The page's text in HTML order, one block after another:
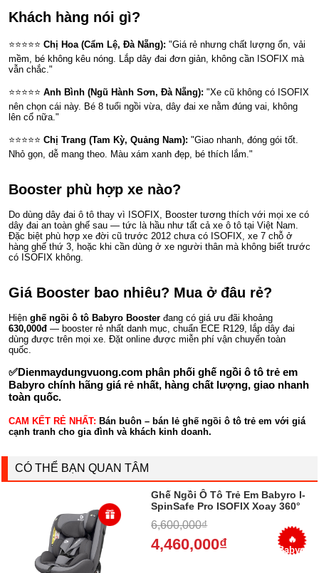
Khách hàng nói gì?
⭐⭐⭐⭐⭐ Chị Hoa (Cẩm Lệ, Đà Nẵng): "Giá rẻ nhưng chất lượng ổn, vải
mềm, bé không kêu nóng. Lắp dây đai đơn giản, không cần ISOFIX mà
vẫn chắc."
⭐⭐⭐⭐⭐ Anh Bình (Ngũ Hành Sơn, Đà Nẵng): "Xe cũ không có ISOFIX
nên chọn cái này. Bé 8 tuổi ngồi vừa, dây đai xe nằm đúng vai, không
lên cổ nữa."
⭐⭐⭐⭐⭐ Chị Trang (Tam Kỳ, Quảng Nam): "Giao nhanh, đóng gói tốt.
Nhỏ gọn, dễ mang theo. Màu xám xanh đẹp, bé thích lắm."
Booster phù hợp xe nào?
Do dùng dây đai ô tô thay vì ISOFIX, Booster tương thích với mọi xe có
dây đai an toàn ghế sau — tức là hầu như tất cả xe ô tô tại Việt Nam.
Đặc biệt phù hợp xe đời cũ trước 2012 chưa có ISOFIX, xe 7 chỗ ở
hàng ghế thứ 3, hoặc khi cần dùng ở xe người thân mà không biết trước
có ISOFIX không.
Giá Booster bao nhiêu? Mua ở đâu rẻ?
Hiện ghế ngồi ô tô Babyro Booster đang có giá ưu đãi khoảng
630,000đ — booster rẻ nhất danh mục, chuẩn ECE R129, lắp dây đai
dùng được trên mọi xe. Đặt online được miễn phí vận chuyển toàn
quốc.
✅Dienmaydungvuong.com phân phối ghế ngồi ô tô trẻ em
Babyro chính hãng giá rẻ nhất, hàng chất lượng, giao nhanh
toàn quốc.
CAM KẾT RẺ NHẤT: Bán buôn – bán lẻ ghế ngồi ô tô trẻ em với giá
cạnh tranh cho gia đình và khách kinh doanh.
CÓ THỂ BẠN QUAN TÂM
Ghế Ngồi Ô Tô Trẻ Em Babyro I-
SpinSafe Pro ISOFIX Xoay 360°
6,600,000₫
4,460,000₫
🔥
Babyro